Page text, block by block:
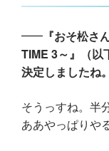
『おそ松さ
TIME 3～』（以
決定しましたね
そうっすね。半
ああやっぱりや